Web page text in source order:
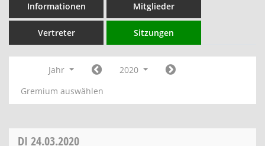
Informationen Mitglieder
Vertreter Sitzungen
Jahr
2020
Gremium auswählen
DI 24.03.2020